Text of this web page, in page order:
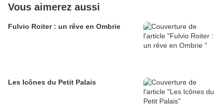
Vous aimerez aussi
Fulvio Roiter : un rêve en Ombrie
Les Icônes du Petit Palais